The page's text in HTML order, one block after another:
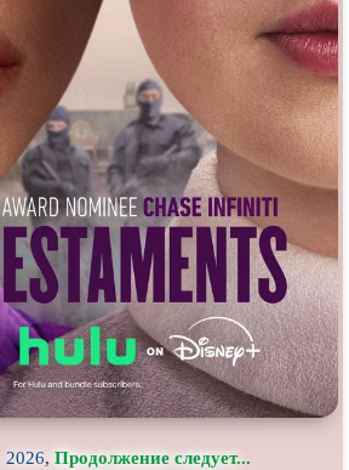
Про акул
Про богатых
Про вампиров
Про викингов
Про гангстеров
Про деревню
Про драконов
Про зомби
Про корабли и подводные
лодки
Про любовь
2026, Продолжение следует...